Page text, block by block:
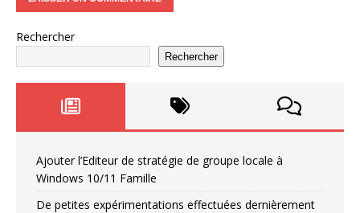
Rechercher
Rechercher
Ajouter l’Editeur de stratégie de groupe locale à
Windows 10/11 Famille
De petites expérimentations effectuées dernièrement